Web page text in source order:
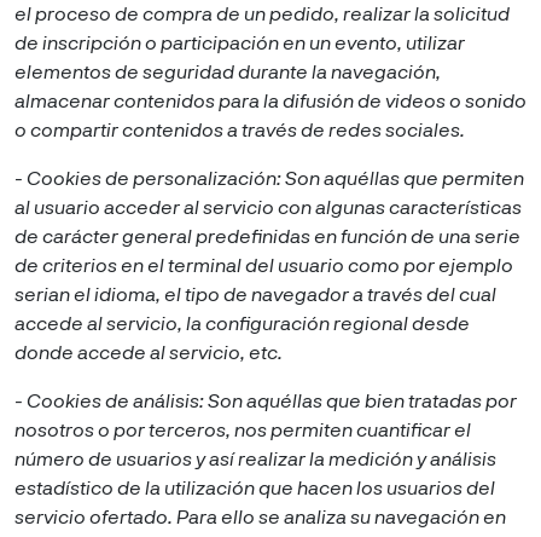
el proceso de compra de un pedido, realizar la solicitud
de inscripción o participación en un evento, utilizar
elementos de seguridad durante la navegación,
almacenar contenidos para la difusión de videos o sonido
o compartir contenidos a través de redes sociales.
- Cookies de personalización: Son aquéllas que permiten
al usuario acceder al servicio con algunas características
de carácter general predefinidas en función de una serie
de criterios en el terminal del usuario como por ejemplo
serian el idioma, el tipo de navegador a través del cual
accede al servicio, la configuración regional desde
donde accede al servicio, etc.
- Cookies de análisis: Son aquéllas que bien tratadas por
nosotros o por terceros, nos permiten cuantificar el
número de usuarios y así realizar la medición y análisis
estadístico de la utilización que hacen los usuarios del
servicio ofertado. Para ello se analiza su navegación en